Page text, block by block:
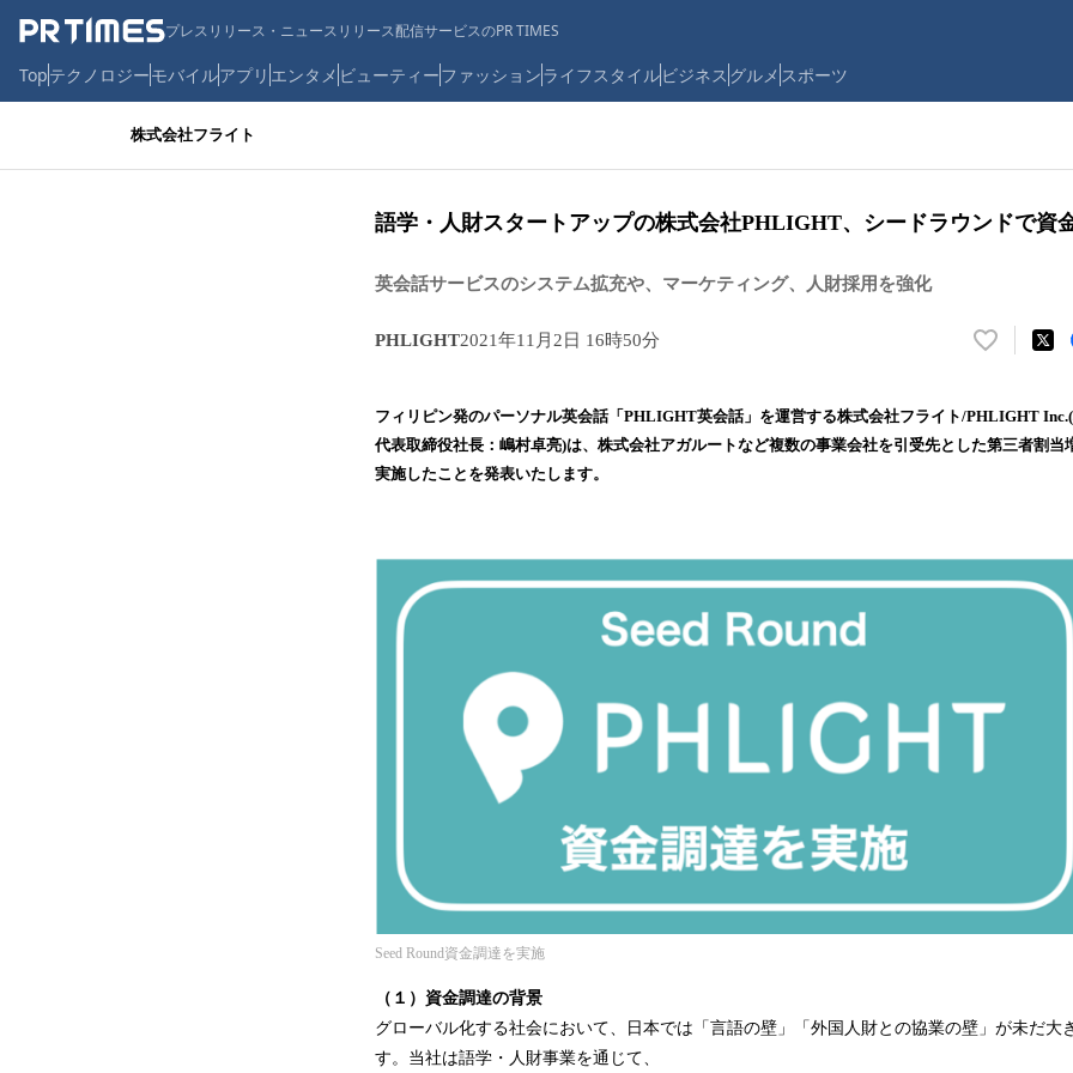
プレスリリース・ニュースリリース配信サービスのPR TIMES
Topテクノロジーモバイルアプリ エンタメ ビューティーファッションライフスタイルビジネス グルメ スポーツ
株式会社フライト
語学・人財スタートアップの株式会社PHLIGHT、シードラウンドで資
英会話サービスのシステム拡充や、マーケティング、人財採用を強化
PHLIGHT2021年11月2日 16時50分
い
！
数
み
フィリピン発のパーソナル英会話「PHLIGHT英会話」を運営する株式会社フライト/PHLIGHT Inc.(
代表取締役社長：嶋村卓亮)は、株式会社アガルートなど複数の事業会社を引受先とした第三者割当
実施したことを発表いたします。
Seed Round資金調達を実施
（１）資金調達の背景
グローバル化する社会において、日本では「言語の壁」「外国人財との協業の壁」が未だ大
す。当社は語学・人財事業を通じて、